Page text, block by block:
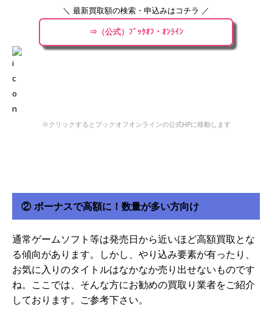
＼ 最新買取額の検索・申込みはコチラ ／
⇒（公式）ﾌﾞｯｸｵﾌ・ｵﾝﾗｲﾝ
※クリックするとブックオフオンラインの公式HPに移動します
② ボーナスで高額に！数量が多い方向け
通常ゲームソフト等は発売日から近いほど高額買取とな
る傾向があります。しかし、やり込み要素が有ったり、
お気に入りのタイトルはなかなか売り出せないものです
ね。ここでは、そんな方にお勧めの買取り業者をご紹介
しております。ご参考下さい。